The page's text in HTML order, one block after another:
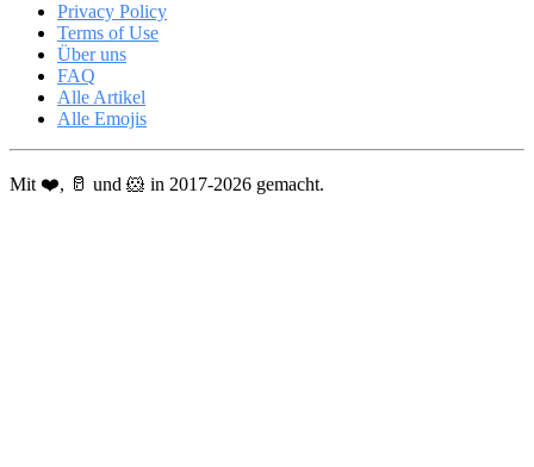
Privacy Policy
Terms of Use
Über uns
FAQ
Alle Artikel
Alle Emojis
Mit ❤️, 🥛 und 🐹 in 2017-2026 gemacht.